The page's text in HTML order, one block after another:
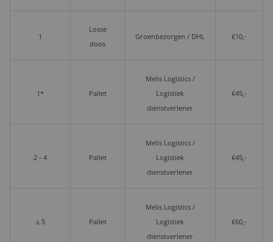
1
Losse
doos
Groenbezorgen / DHL €10,-
1* Pallet
Melis Logistics /
Logistiek
dienstverlener
€45,-
2 - 4 Pallet
Melis Logistics /
Logistiek
dienstverlener
€45,-
≥ 5 Pallet
Melis Logistics /
Logistiek
dienstverlener
€60,-